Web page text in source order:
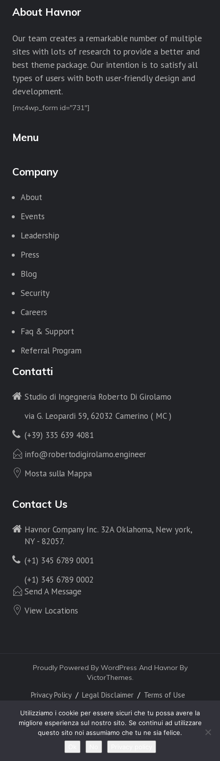
About Havnor
Our team creates a remarkable number of multiple
sites with lots of research to provide a better and
best theme package. Our intention is to satisfy all
types of users with both user-friendly design and
development.
[mc4wp_form id="731"]
Menu
Company
About
Events
Leadership
Press
Blog
Security
Careers
Faq & Support
Referral Program
Contatti
Studio di Ingegneria Roberto Di Girolamo
via G. Leopardi 59, 62032 Camerino ( MC )
(+39) 335 639 4081
info@robertodigirolamo.engineer
Mosta sulla Mappa
Contact Us
Havnor Company Inc. 32A Oklahoma, New york,
NY - 82057.
(+1) 345 6789 0001
(+1) 345 6789 0002
Send A Message
View Locations
Proudly Powered By WordPress And Havnor By
VictorThemes.
Privacy Policy Legal Disclaimer Terms of Use
Utilizziamo i cookie per essere sicuri che tu possa avere la
migliore esperienza sul nostro sito. Se continui ad utilizzare
questo sito noi assumiamo che tu ne sia felice.